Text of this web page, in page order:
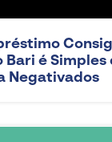
Bari é Simples
Negativados